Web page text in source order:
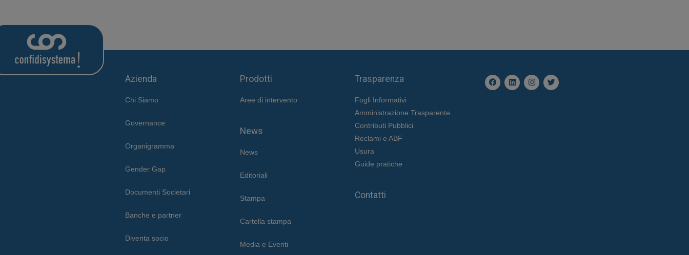
Azienda
Chi Siamo
Governance
Organigramma
Gender Gap
Documenti Societari
Banche e partner
Diventa socio
Prodotti
Aree di intervento
News
News
Editoriali
Stampa
Cartella stampa
Media e Eventi
Trasparenza
Fogli Informativi
Amministrazione Trasparente
Contributi Pubblici
Reclami e ABF
Usura
Guide pratiche
Contatti